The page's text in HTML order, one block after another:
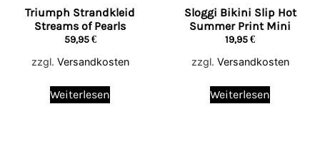
Triumph Strandkleid
Streams of Pearls
59,95€
zzgl. Versandkosten
Weiterlesen
Sloggi Bikini Slip Hot
Summer Print Mini
19,95€
zzgl. Versandkosten
Weiterlesen